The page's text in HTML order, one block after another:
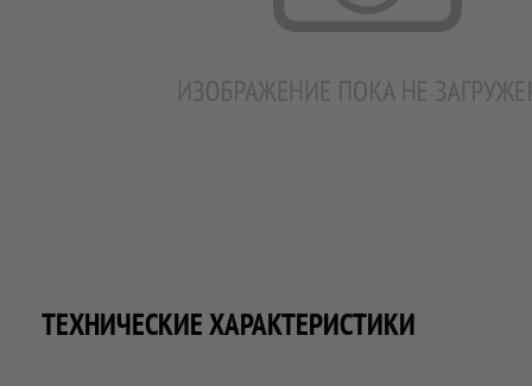
ТЕХНИЧЕСКИЕ ХАРАКТЕРИСТИКИ